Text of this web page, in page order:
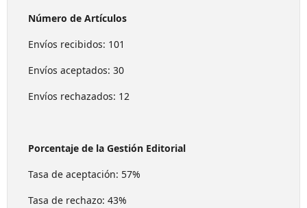
Número de Artículos
Envíos recibidos: 101
Envíos aceptados: 30
Envíos rechazados: 12
Porcentaje de la Gestión Editorial
Tasa de aceptación: 57%
Tasa de rechazo: 43%